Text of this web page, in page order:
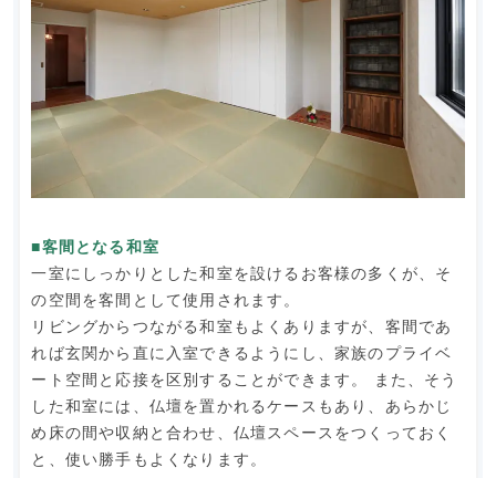
■客間となる和室
一室にしっかりとした和室を設けるお客様の多くが、そ
の空間を客間として使用されます。
リビングからつながる和室もよくありますが、客間であ
れば玄関から直に入室できるようにし、家族のプライベ
ート空間と応接を区別することができます。 また、そう
した和室には、仏壇を置かれるケースもあり、あらかじ
め床の間や収納と合わせ、仏壇スペースをつくっておく
と、使い勝手もよくなります。